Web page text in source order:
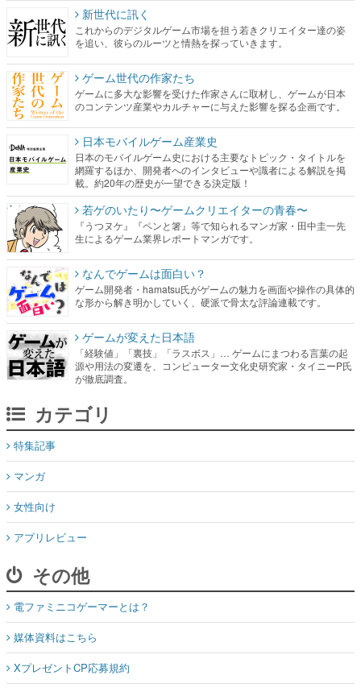
新世代に訊く
これからのデジタルゲーム市場を担う若きクリエイター達の姿
を追い、彼らのルーツと情熱を探っていきます。
ゲーム世代の作家たち
ゲームに多大な影響を受けた作家さんに取材し、ゲームが日本
のコンテンツ産業やカルチャーに与えた影響を探る企画です。
日本モバイルゲーム産業史
日本のモバイルゲーム史における主要なトピック・タイトルを
網羅するほか、開発者へのインタビューや識者による解説を掲
載。約20年の歴史が一望できる決定版！
若ゲのいたり〜ゲームクリエイターの青春〜
『うつヌケ』『ペンと箸』等で知られるマンガ家・田中圭一先
生によるゲーム業界レポートマンガです。
なんでゲームは面白い？
ゲーム開発者・hamatsu氏がゲームの魅力を画面や操作の具体的
な形から解き明かしていく、硬派で骨太な評論連載です。
ゲームが変えた日本語
「経験値」「裏技」「ラスボス」… ゲームにまつわる言葉の起
源や用法の変遷を、コンピューター文化史研究家・タイニーP氏
が徹底調査。
カテゴリ
特集記事
マンガ
女性向け
アプリレビュー
その他
電ファミニコゲーマーとは？
媒体資料はこちら
XプレゼントCP応募規約